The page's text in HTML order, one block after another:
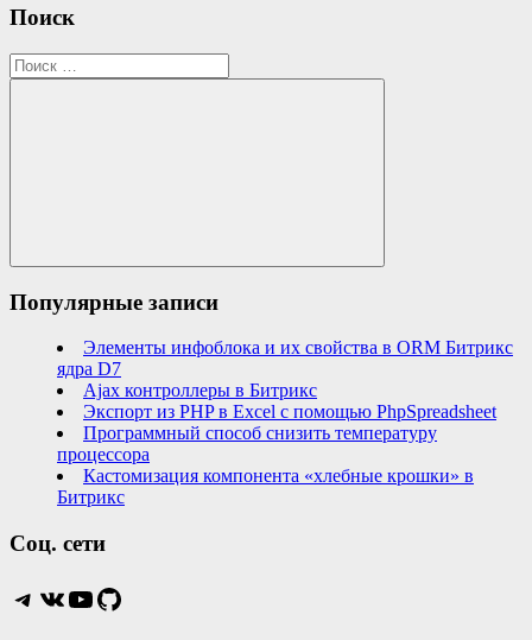
Поиск
Search
for:
Search
Популярные записи
Элементы инфоблока и их свойства в ORM Битрикс
ядра D7
Ajax контроллеры в Битрикс
Экспорт из PHP в Excel с помощью PhpSpreadsheet
Программный способ снизить температуру
процессора
Кастомизация компонента «хлебные крошки» в
Битрикс
Соц. сети
Telegram
VKYouTube
GitHub